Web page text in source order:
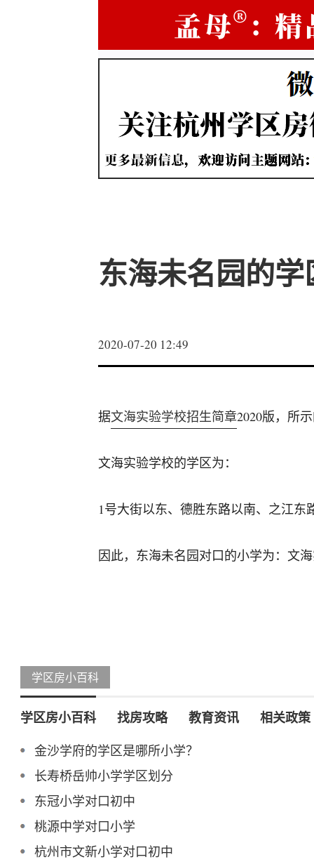
东海未名园的
2020-07-20 12:49
据文海实验学校招生简章2020版，所
文海实验学校的学区为：
1号大街以东、德胜东路以南、之江东
因此，东海未名园对口的小学为：文
学区房小百科
学区房小百科 找房攻略 教育资讯 相关政策
金沙学府的学区是哪所小学？
长寿桥岳帅小学学区划分
东冠小学对口初中
桃源中学对口小学
杭州市文新小学对口初中